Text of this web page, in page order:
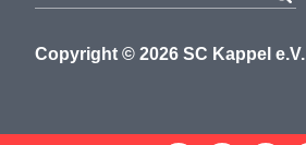
Copyright © 2026 SC Kappel e.V.